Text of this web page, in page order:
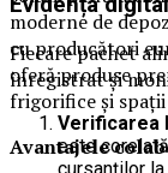
moderne de
cu producători
oferă produse
frigorifice și
Avantajele
Fiecare pachet
înregistrat și
Verificarea
este